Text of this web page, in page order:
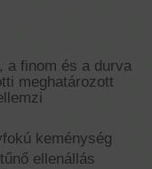
a finom és a durva
meghatározott
keménység
ellenállás